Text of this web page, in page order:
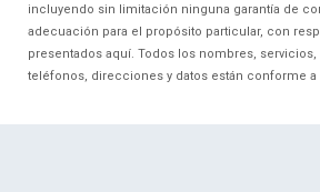
incluyendo sin limitación ninguna garantía de
adecuación para el propósito particular, con
presentados aquí. Todos los nombres, servicios,
teléfonos, direcciones y datos están conforme a